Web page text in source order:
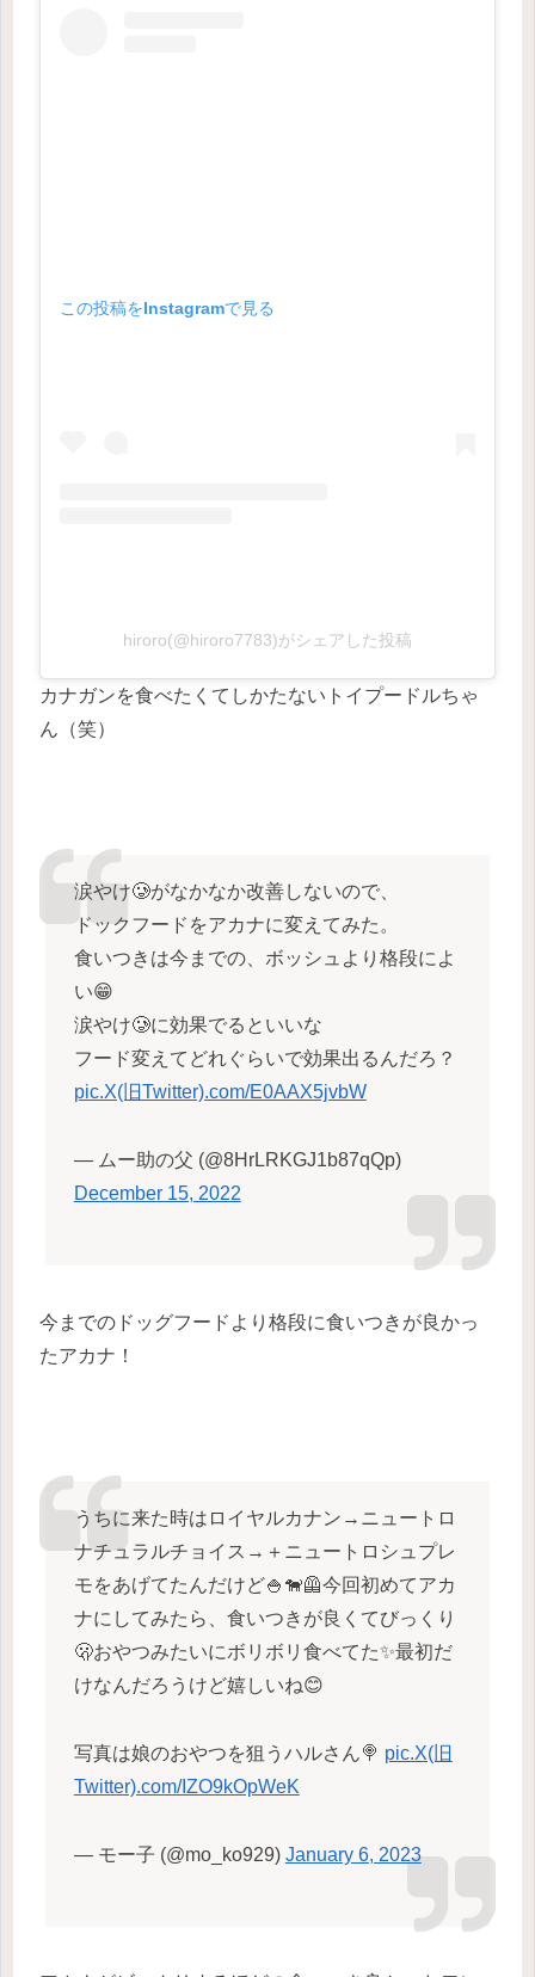
この投稿をInstagramで見る
hiroro(@hiroro7783)がシェアした投稿
カナガンを食べたくてしかたないトイプードルちゃ
ん（笑）
涙やけ🥲がなかなか改善しないので、
ドックフードをアカナに変えてみた。
食いつきは今までの、ボッシュより格段によ
い😁
涙やけ🥲に効果でるといいな
フード変えてどれぐらいで効果出るんだろ？
pic.X(旧Twitter).com/E0AAX5jvbW
— ムー助の父 (@8HrLRKGJ1b87qQp)
December 15, 2022
今までのドッグフードより格段に食いつきが良かっ
たアカナ！
うちに来た時はロイヤルカナン→ニュートロ
ナチュラルチョイス→＋ニュートロシュプレ
モをあげてたんだけど🍚🐕‍🦺今回初めてアカ
ナにしてみたら、食いつきが良くてびっくり
🫢おやつみたいにボリボリ食べてた✨最初だ
けなんだろうけど嬉しいね😊
写真は娘のおやつを狙うハルさん🍭 pic.X(旧
Twitter).com/IZO9kOpWeK
— モー子 (@mo_ko929) January 6, 2023